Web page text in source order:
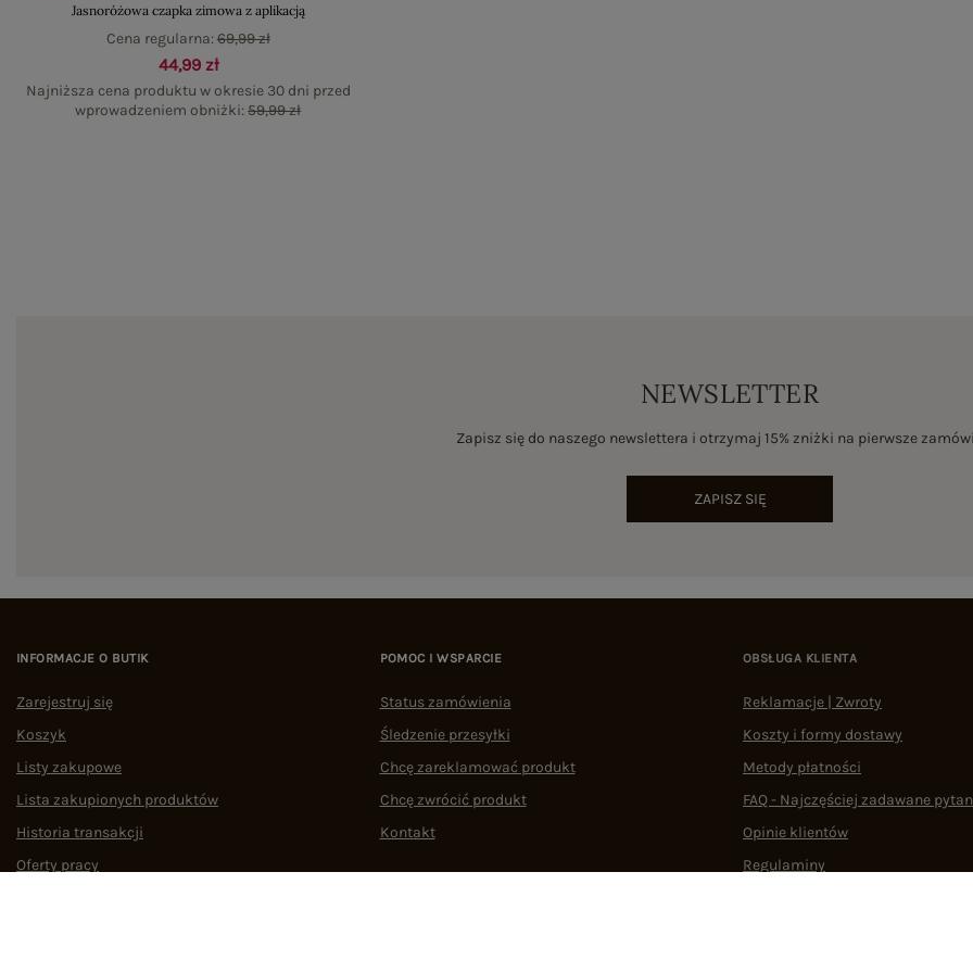
Jasnoróżowa czapka zimowa z aplikacją
44,99 zł
Najniższa cena produktu w okresie 30 dni przed
wprowadzeniem obniżki:59,99 zł
Cena regularna:69,99 zł
NEWSLETTER
Zapisz się do naszego newslettera i otrzymaj 15% zniżki na pierwsze
ZAPISZ SIĘ
INFORMACJE O BUTIK
Zarejestruj się
Koszyk
Listy zakupowe
Lista zakupionych produktów
Historia transakcji
Oferty pracy
POMOC I WSPARCIE
Status zamówienia
Śledzenie przesyłki
Chcę zareklamować produkt
Chcę zwrócić produkt
Kontakt
OBSŁUGA KLIENTA
Reklamacje | Zwroty
Koszty i formy dostawy
Metody płatności
FAQ - Najczęściej zadawane
Opinie klientów
Regulaminy